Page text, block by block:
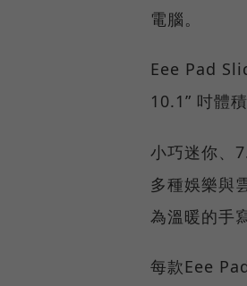
電腦。
Eee Pad
10.1” 吋體
小巧迷你、
多種娛樂與
為溫暖的手
每款Eee